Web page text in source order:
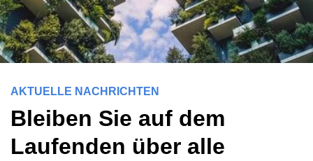
AKTUELLE NACHRICHTEN
Bleiben Sie auf dem
Laufenden über alle